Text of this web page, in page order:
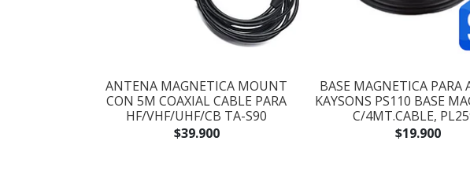
ANTENA MAGNETICA MOUNT
CON 5M COAXIAL CABLE PARA
HF/VHF/UHF/CB TA-S90
$39.900
BASE MAGNETICA PARA
KAYSONS PS110 BASE
C/4MT.CABLE,
$19.900